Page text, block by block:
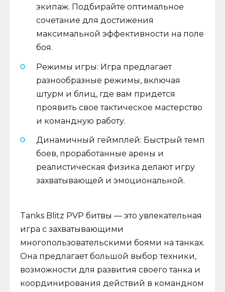
экипаж. Подбирайте оптимальное
сочетание для достижения
максимальной эффективности на поле
боя.
Режимы игры: Игра предлагает
разнообразные режимы, включая
штурм и блиц, где вам придется
проявить свое тактическое мастерство
и командную работу.
Динамичный геймплей: Быстрый темп
боев, проработанные арены и
реалистическая физика делают игру
захватывающей и эмоциональной.
Tanks Blitz PVP битвы — это увлекательная
игра с захватывающими
многопользовательскими боями на танках.
Она предлагает большой выбор техники,
возможности для развития своего танка и
координирования действий в командном